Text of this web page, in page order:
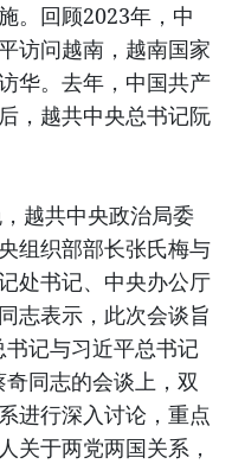
。回顾2023年，中
访问越南，越南国家
华。去年，中国共产
，越共中央总书记阮
越共中央政治局委
组织部部长张氏梅与
处书记、中央办公厅
志表示，此次会谈旨
记与习近平总书记
同志的会谈上，双
进行深入讨论，重点
关于两党两国关系，